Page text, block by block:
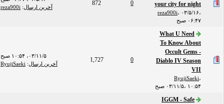
your city for night
reza900i ،۰۳/۵/۱۶،
۰۶:۴۷ صبح
872
آخرین ارسال:
reza900i
What U Need
To Know About
Occult Gems -
Diablo IV Season
VII
RyujiSaeki
۰۳/۱۱/۵، ۱۰:۵۴ صبح
1,727
۰۳/۱۱/۵، ۱۰:۵۴ صبح
آخرین ارسال:
RyujiSaeki
IGGM - Safe